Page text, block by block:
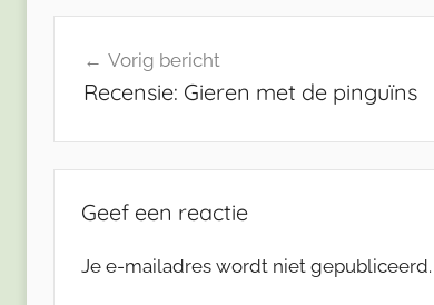
navigatie
Vorig bericht
Recensie: Gieren met de pinguïns
Geef een reactie
Je e-mailadres wordt niet gepubliceerd.